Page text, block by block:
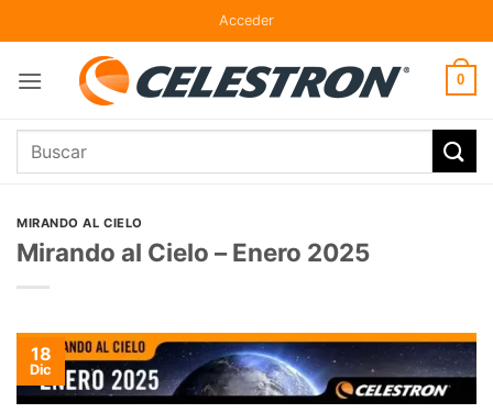
to
Acceder
0
Buscar
MIRANDO AL CIELO
Mirando al Cielo – Enero 2025
18
Dic